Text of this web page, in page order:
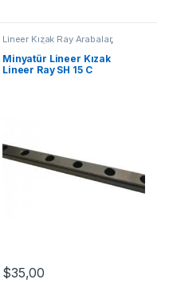
Lineer Kızak Ray Arabalar,
Mekanik Ürünler, Minyatür Lineer
Kızak Lineer Ray SH Serisi
Minyatür Lineer Kızak
Lineer Ray SH 15 C
$35,00